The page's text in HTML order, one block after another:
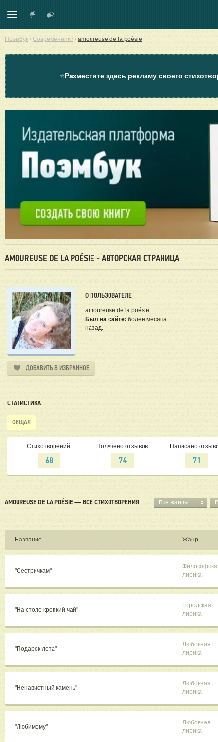
Поэмбук / Современники / amoureuse de la poésie
⭐Разместите здесь рекламу своего
AMOUREUSE DE LA POÉSIE - АВТОРСКАЯ СТРАНИЦА
О ПОЛЬЗОВАТЕЛЕ
amoureuse de la poésie
Был на сайте: более месяца
назад.
ДОБАВИТЬ В ИЗБРАННОЕ
СТАТИСТИКА
ОБЩАЯ
Стихотворений:
68
Получено отзывов:
74
Написано
71
AMOUREUSE DE LA POÉSIE — ВСЕ СТИХОТВОРЕНИЯ Все жанры
Название Жанр
"Сестричкам"
лирика
"На столе крепкий чай"
Городская
лирика
"Подарок лета"
Любовная
лирика
"Ненавистный камень"
Любовная
лирика
"Любимому"
Любовная
лирика